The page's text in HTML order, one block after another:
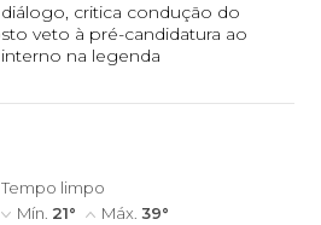
critica condução do
veto à pré-candidatura ao
na legenda
Tempo limpo
Mín. 21° Máx.39°